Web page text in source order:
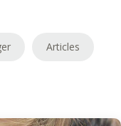
Articles